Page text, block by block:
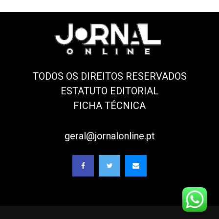
TODOS OS DIREITOS RESERVADOS
ESTATUTO EDITORIAL
FICHA TÉCNICA
geral@jornalonline.pt